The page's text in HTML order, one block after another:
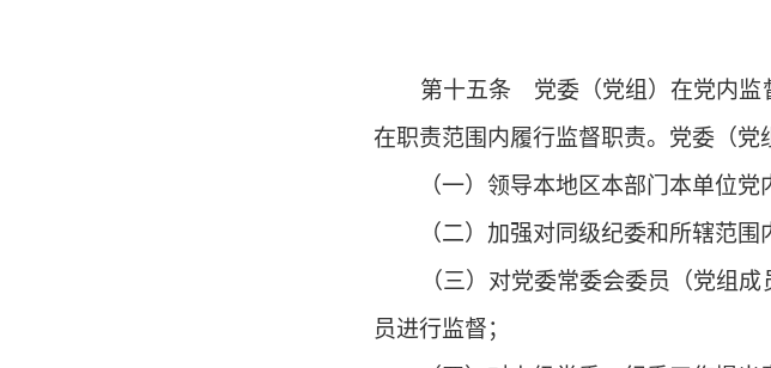
第十五条 党委（党组）在党内监督
在职责范围内履行监督职责。党委（党
（一）领导本地区本部门本单位党
（二）加强对同级纪委和所辖范围
（三）对党委常委会委员（党组成
员进行监督；